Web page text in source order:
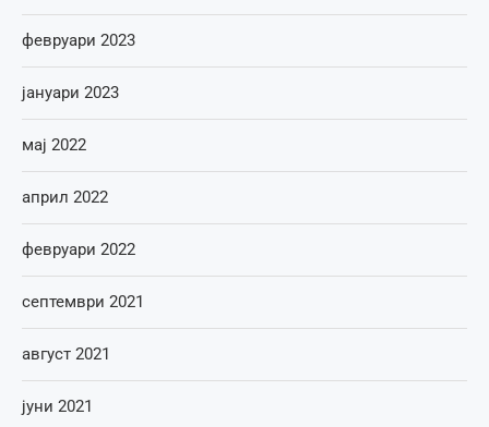
февруари 2023
јануари 2023
мај 2022
април 2022
февруари 2022
септември 2021
август 2021
јуни 2021